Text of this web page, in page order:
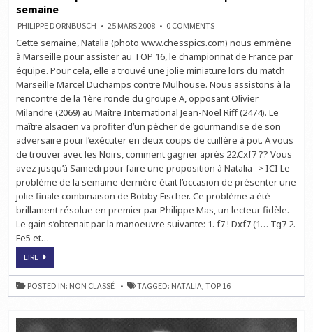
semaine
PHILIPPE DORNBUSCH 25 MARS 2008 0 COMMENTSON
NOUVEAU
PROBLÈME
D’ÉCHECS
NATALIA
POUR
SEMAINE
Cette semaine, Natalia (photo www.chesspics.com) nous emmène
à Marseille pour assister au TOP 16, le championnat de France par
équipe. Pour cela, elle a trouvé une jolie miniature lors du match
Marseille Marcel Duchamps contre Mulhouse. Nous assistons à la
rencontre de la 1ère ronde du groupe A, opposant Olivier
Milandre (2069) au Maître International Jean-Noel Riff (2474). Le
maître alsacien va profiter d’un pécher de gourmandise de son
adversaire pour l’exécuter en deux coups de cuillère à pot. A vous
de trouver avec les Noirs, comment gagner après 22.Cxf7 ?? Vous
avez jusqu’à Samedi pour faire une proposition à Natalia -> ICI Le
problème de la semaine dernière était l’occasion de présenter une
jolie finale combinaison de Bobby Fischer. Ce problème a été
brillament résolue en premier par Philippe Mas, un lecteur fidèle.
Le gain s’obtenait par la manoeuvre suivante: 1. f7 ! Dxf7 (1… Tg7 2.
Fe5 et…
LIRELE
PROBLÈME
D’ÉCHECS
DE
NATALIA
SEMAINE
POSTED IN: NON CLASSÉ TAGGED: NATALIA ,TOP 16